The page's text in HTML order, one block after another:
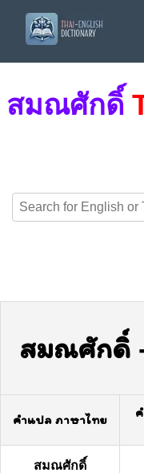
สมณศักดิ์
สมณศักดิ์
คำแปล ภาษาไทย
สมณศักดิ์